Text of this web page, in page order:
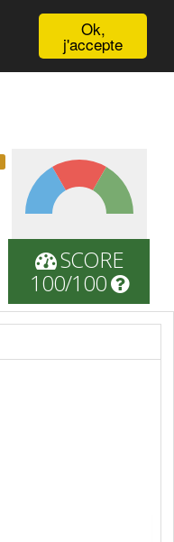
Ok,
j'accepte
SCORE
100/100